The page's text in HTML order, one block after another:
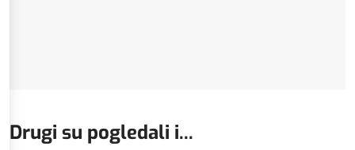
Drugi su pogledali i...